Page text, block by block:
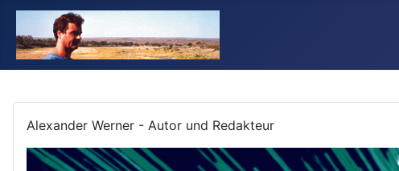
Alexander Werner - Autor und Redakteur